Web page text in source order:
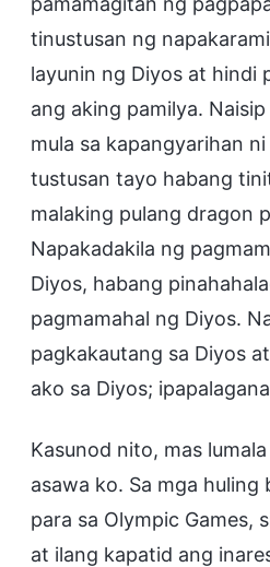
tinustusan ng
layunin ng Diyos at hindi
ang aking pamilya.
mula sa kapangyarihan
tustusan tayo habang
malaking pulang dragon
Napakadakila ng
Diyos, habang
pagmamahal ng Diyos.
pagkakautang sa Diyos
ako sa Diyos;
Kasunod nito, mas
asawa ko. Sa mga
para sa Olympic Games,
at ilang kapatid ang